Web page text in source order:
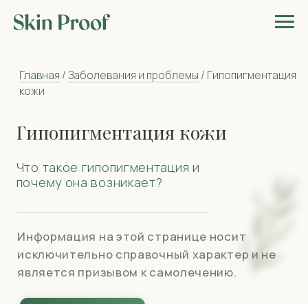
Гипопигментация кожи
почему она возникает?
Информация на этой странице носит
исключительно справочный характер и не